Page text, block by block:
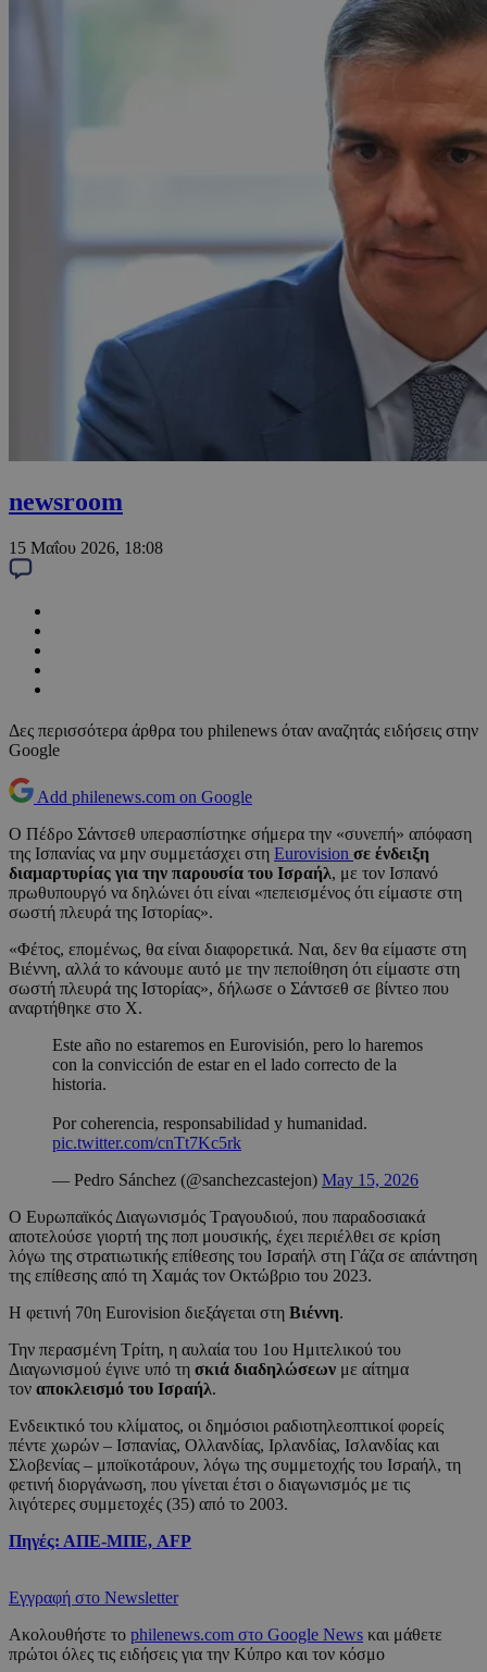
newsroom
15 Μαΐου 2026, 18:08
Δες περισσότερα άρθρα του philenews όταν αναζητάς ειδήσεις στην
Google
Add philenews.com on Google
Ο Πέδρο Σάντσεθ υπερασπίστηκε σήμερα την «συνεπή» απόφαση
της Ισπανίας να μην συμμετάσχει στη Eurovision σε ένδειξη
διαμαρτυρίας για την παρουσία του Ισραήλ, με τον Ισπανό
πρωθυπουργό να δηλώνει ότι είναι «πεπεισμένος ότι είμαστε στη
σωστή πλευρά της Ιστορίας».
«Φέτος, επομένως, θα είναι διαφορετικά. Ναι, δεν θα είμαστε στη
Βιέννη, αλλά το κάνουμε αυτό με την πεποίθηση ότι είμαστε στη
σωστή πλευρά της Ιστορίας», δήλωσε ο Σάντσεθ σε βίντεο που
αναρτήθηκε στο X.
Este año no estaremos en Eurovisión, pero lo haremos
con la convicción de estar en el lado correcto de la
historia.
Por coherencia, responsabilidad y humanidad.
pic.twitter.com/cnTt7Kc5rk
— Pedro Sánchez (@sanchezcastejon) May 15, 2026
Ο Ευρωπαϊκός Διαγωνισμός Τραγουδιού, που παραδοσιακά
αποτελούσε γιορτή της ποπ μουσικής, έχει περιέλθει σε κρίση
λόγω της στρατιωτικής επίθεσης του Ισραήλ στη Γάζα σε απάντηση
της επίθεσης από τη Χαμάς τον Οκτώβριο του 2023.
Η φετινή 70η Eurovision διεξάγεται στη Βιέννη.
Την περασμένη Τρίτη, η αυλαία του 1ου Ημιτελικού του
Διαγωνισμού έγινε υπό τη σκιά διαδηλώσεων με αίτημα
τον αποκλεισμό του Ισραήλ.
Ενδεικτικό του κλίματος, οι δημόσιοι ραδιοτηλεοπτικοί φορείς
πέντε χωρών – Ισπανίας, Ολλανδίας, Ιρλανδίας, Ισλανδίας και
Σλοβενίας – μποϊκοτάρουν, λόγω της συμμετοχής του Ισραήλ, τη
φετινή διοργάνωση, που γίνεται έτσι ο διαγωνισμός με τις
λιγότερες συμμετοχές (35) από το 2003.
Πηγές: ΑΠΕ-ΜΠΕ, AFP
Εγγραφή στο Newsletter
Ακολουθήστε το philenews.com στο Google News και μάθετε
πρώτοι όλες τις ειδήσεις για την Κύπρο και τον κόσμο